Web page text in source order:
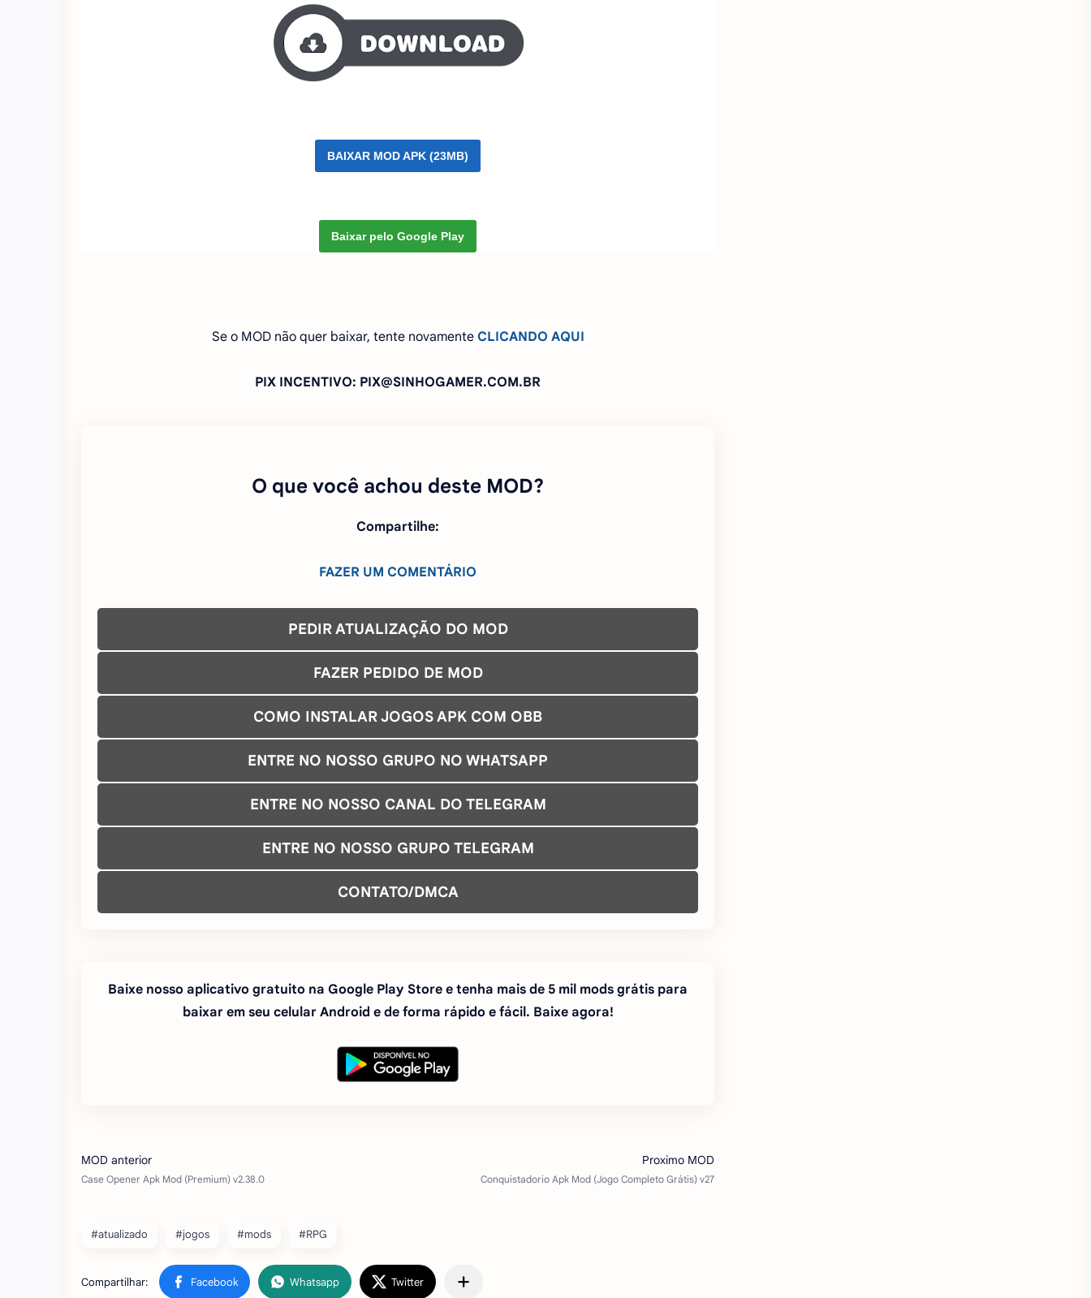
BAIXAR MOD APK (23MB)
Baixar pelo Google Play
Se o MOD não quer baixar, tente novamente CLICANDO AQUI
PIX INCENTIVO: PIX@SINHOGAMER.COM.BR
O que você achou deste MOD?
Compartilhe:
FAZER UM COMENTÁRIO
PEDIR ATUALIZAÇÃO DO MOD
FAZER PEDIDO DE MOD
COMO INSTALAR JOGOS APK COM OBB
ENTRE NO NOSSO GRUPO NO WHATSAPP
ENTRE NO NOSSO CANAL DO TELEGRAM
ENTRE NO NOSSO GRUPO TELEGRAM
CONTATO/DMCA
Baixe nosso aplicativo gratuito na Google Play Store e tenha mais de 5 mil mods grátis para
baixar em seu celular Android e de forma rápido e fácil. Baixe agora!
#atualizado #jogos #mods #RPG